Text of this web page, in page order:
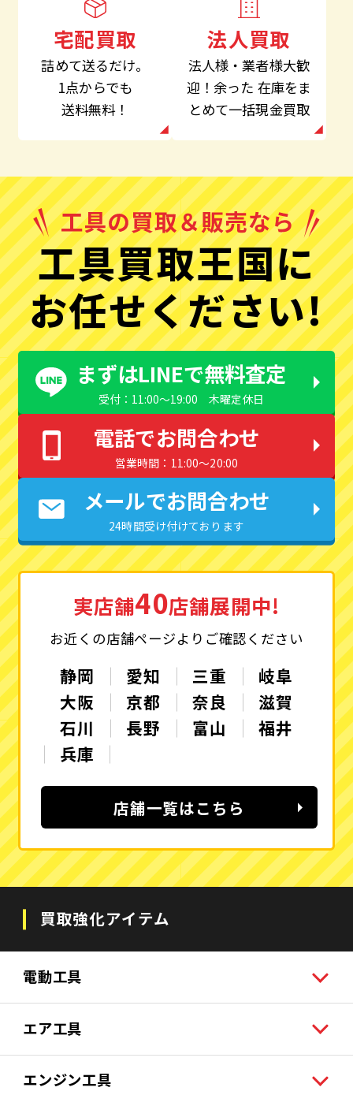
宅配買取
詰めて送るだけ。
1点からでも
送料無料！
法人買取
法人様・業者様大歓
迎！余った 在庫をま
とめて一括現金買取
工具買取王国に
お任せください!
まずはLINEで無料査定
受付：11:00〜19:00 木曜定休日
電話でお問合わせ
営業時間：11:00〜20:00
メールでお問合わせ
24時間受け付けております
実店舗40店舗展開中!
お近くの店舗ページよりご確認ください
静岡 愛知 三重
岐阜
大阪
京都 奈良
滋賀
石川
長野 富山
福井
兵庫
店舗一覧はこちら
買取強化アイテム
電動工具
エア工具
エンジン工具